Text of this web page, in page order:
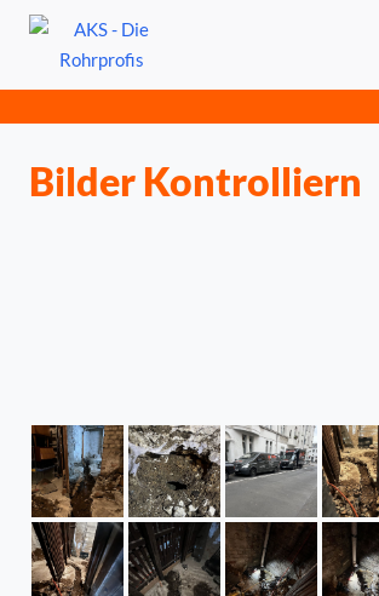
02236 - 39 45 50
info@aksdierohrprofis.de
Bilder Kontrolliern